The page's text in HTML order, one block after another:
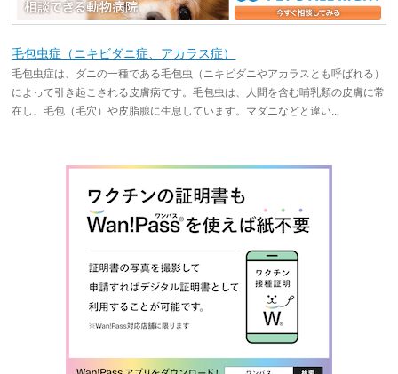
毛包虫症（ニキビダニ症、アカラス症）
毛包虫症は、ダニの一種である毛包虫（ニキビダニやアカラスとも呼ばれる）
によって引き起こされる皮膚病です。毛包虫は、人間を含む哺乳類の皮膚に常
在し、毛包（毛穴）や皮脂腺に生息しています。マダニなどと違い...